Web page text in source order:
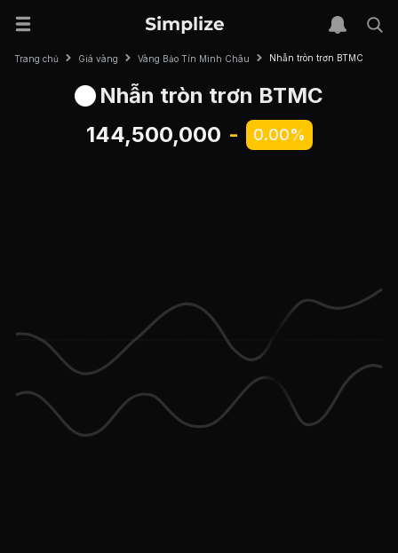
Trang chủ Giá vàng Vàng Bảo Tín Minh Châu Nhẫn tròn trơn BTMC
Nhẫn tròn trơn BTMC
144,500,000 - 0.00%